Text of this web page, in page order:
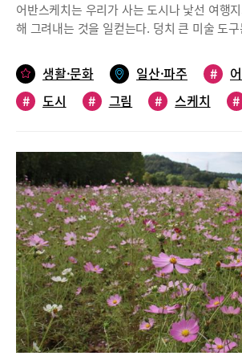
어반스케치는 우리가 사는 도시나 낯선 여행
해 그려내는 것을 일컫는다. 덩치 큰 미술 도
있다. 대단하고 그럴싸한 여행지가 아니어도
일상 속 풍경은 모두 소재가 된다. 나만의 감성
간에 그려내는 어반스케치를 배울 수 있는 곳
숍을 겸하는 곳이다. 7년 전부터 사라지고 잊
을 그림으로 기록해온 신영 작가와 그의 아내
작가가 함께 운영하고 있다. 주말마다 옛 골목
상의 풍경을 담아온 그는 출판도시의 아름다
를 잡게 됐다. 스케치북 플러스에서는 어반스
컬러링 체험 수업을 진행한다. 컬러링 체험 수
로잉 작품에 수채화 채색을 직접 한 후 액자에
이다. 나만의 느낌대로 자유롭게 채색할 수 있
가 높은 편이다. 중·고등학생의 단체 수업이
숍 문의 또한 적지 않다. 엄마와 자녀, 친구나
아와 수업에 참여하기도 한다.어반스케치 정
생활·문화 일산·파주 #
#
도시 # 그림 # 스케치 #